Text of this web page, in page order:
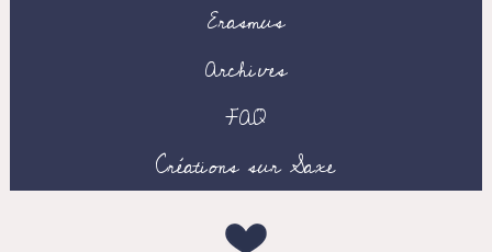
Erasmus
Archives
FAQ
Créations sur Saxe